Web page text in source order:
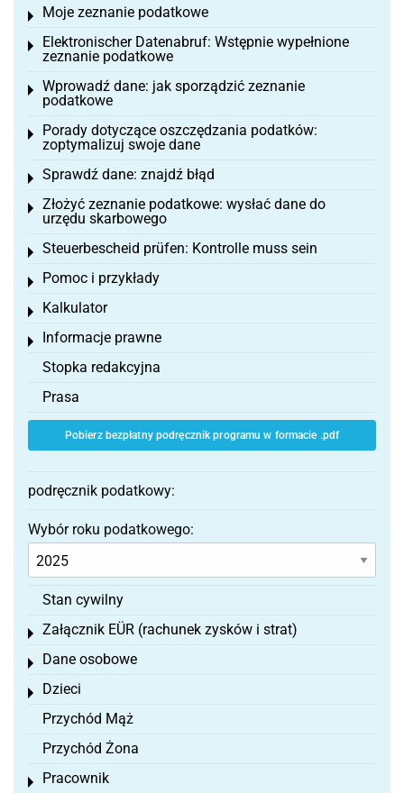
Moje zeznanie podatkowe
Toggle menu
Elektronischer Datenabruf: Wstępnie wypełnione
zeznanie podatkowe
Toggle menu
Wprowadź dane: jak sporządzić zeznanie
podatkowe
Toggle menu
Porady dotyczące oszczędzania podatków:
zoptymalizuj swoje dane
Toggle menu
Sprawdź dane: znajdź błąd
Toggle menu
Złożyć zeznanie podatkowe: wysłać dane do
urzędu skarbowego
Toggle menu
Steuerbescheid prüfen: Kontrolle muss sein
Toggle menu
Pomoc i przykłady
Toggle menu
Kalkulator
Toggle menu
Informacje prawne
Toggle menu
Stopka redakcyjna
Prasa
Pobierz bezpłatny podręcznik programu w formacie .pdf
podręcznik podatkowy:
Wybór roku podatkowego:
Stan cywilny
Załącznik EÜR (rachunek zysków i strat)
Toggle menu
Dane osobowe
Toggle menu
Dzieci
Toggle menu
Przychód Mąż
Przychód Żona
Pracownik
Toggle menu